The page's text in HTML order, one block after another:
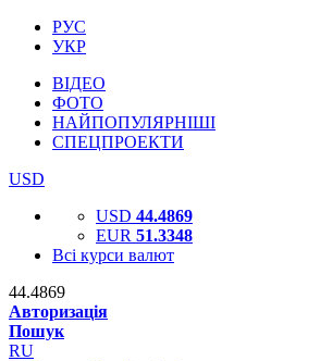
РУС
УКР
ВІДЕО
ФОТО
НАЙПОПУЛЯРНІШІ
СПЕЦПРОЕКТИ
USD
USD 44.4869
EUR 51.3348
Всі курси валют
44.4869
Авторизація
Пошук
RU